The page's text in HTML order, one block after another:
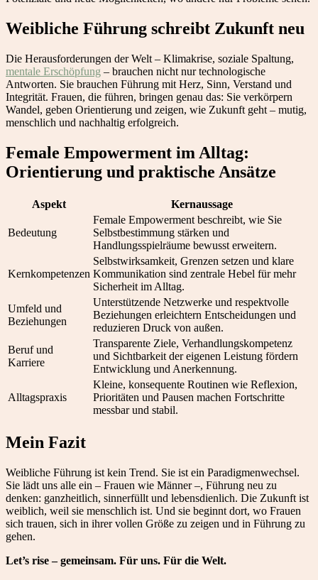
Weibliche Führung schreibt Zukunft neu
Die Herausforderungen der Welt – Klimakrise, soziale Spaltung,
mentale Erschöpfung – brauchen nicht nur technologische
Antworten. Sie brauchen Führung mit Herz, Sinn, Verstand und
Integrität. Frauen, die führen, bringen genau das: Sie verkörpern
Wandel, geben Orientierung und zeigen, wie Zukunft geht – mutig,
menschlich und nachhaltig erfolgreich.
Female Empowerment im Alltag:
Orientierung und praktische Ansätze
Aspekt Kernaussage
Bedeutung
Female Empowerment beschreibt, wie Sie
Selbstbestimmung stärken und
Handlungsspielräume bewusst erweitern.
Kernkompetenzen
Selbstwirksamkeit, Grenzen setzen und klare
Kommunikation sind zentrale Hebel für mehr
Sicherheit im Alltag.
Umfeld und
Beziehungen
Unterstützende Netzwerke und respektvolle
Beziehungen erleichtern Entscheidungen und
reduzieren Druck von außen.
Beruf und
Karriere
Transparente Ziele, Verhandlungskompetenz
und Sichtbarkeit der eigenen Leistung fördern
Entwicklung und Anerkennung.
Alltagspraxis
Kleine, konsequente Routinen wie Reflexion,
Prioritäten und Pausen machen Fortschritte
messbar und stabil.
Mein Fazit
Weibliche Führung ist kein Trend. Sie ist ein Paradigmenwechsel.
Sie lädt uns alle ein – Frauen wie Männer –, Führung neu zu
denken: ganzheitlich, sinnerfüllt und lebensdienlich. Die Zukunft ist
weiblich, weil sie menschlich ist. Und sie beginnt dort, wo Frauen
sich trauen, sich in ihrer vollen Größe zu zeigen und in Führung zu
gehen.
Let’s rise – gemeinsam. Für uns. Für die Welt.